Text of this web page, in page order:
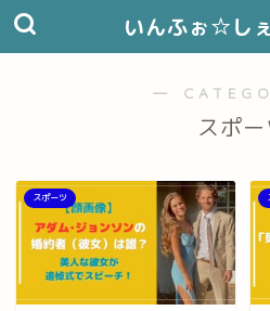
いんふぉ☆し
―
スポー
スポーツ